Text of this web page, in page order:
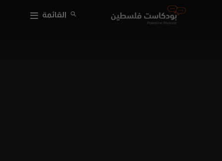
القائمة